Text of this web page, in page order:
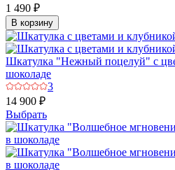
1 490 ₽
В корзину
Шкатулка "Нежный поцелуй" с
шоколаде
3
14 900 ₽
Выбрать